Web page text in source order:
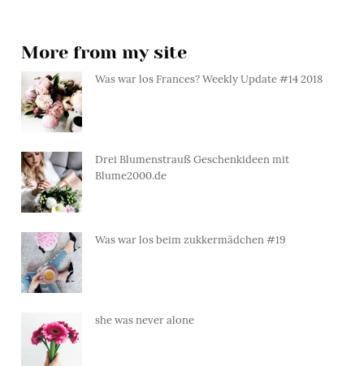
More from my site
Was war los Frances? Weekly Update #14 2018
Drei Blumenstrauß Geschenkideen mit
Blume2000.de
Was war los beim zukkermädchen #19
she was never alone